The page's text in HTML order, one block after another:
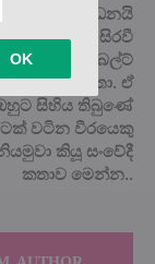
ජයවර්ධනයි
යානය ඇතුළේ සිරවී
සීට් බෙල්ට්
ඉවතට ගත්තා. ඒ
සිහිය තිබුණේ
වටින වීරයෙකු
කියූ සංවේදී
කතාව මෙන්න..